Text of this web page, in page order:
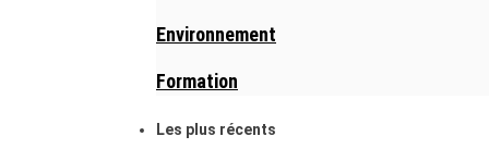
Environnement
Formation
Les plus récents